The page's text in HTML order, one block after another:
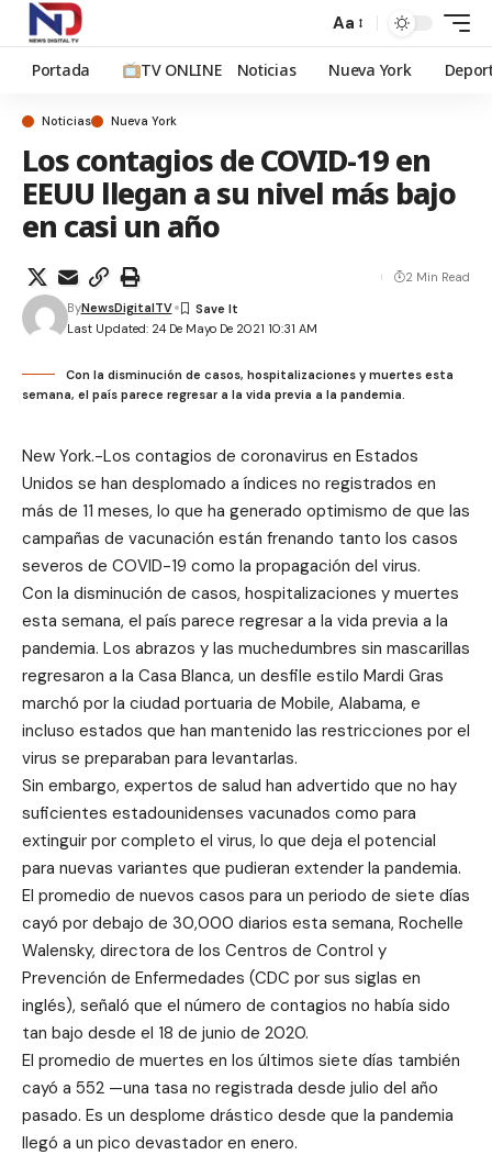
Aa
Portada TV ONLINE Noticias Nueva York
Noticias Nueva York
Los contagios de COVID-19 en
EEUU llegan a su nivel más bajo
en casi un año
Last Updated: 24 De Mayo De 2021 10:31 AM
ByNewsDigitalTV
2 Min Read
Con la disminución de casos, hospitalizaciones y muertes esta
semana, el país parece regresar a la vida previa a la pandemia.
New York.-Los contagios de coronavirus en Estados
Unidos se han desplomado a índices no registrados en
más de 11 meses, lo que ha generado optimismo de que las
campañas de vacunación están frenando tanto los casos
severos de COVID-19 como la propagación del virus.
Con la disminución de casos, hospitalizaciones y muertes
esta semana, el país parece regresar a la vida previa a la
pandemia. Los abrazos y las muchedumbres sin mascarillas
regresaron a la Casa Blanca, un desfile estilo Mardi Gras
marchó por la ciudad portuaria de Mobile, Alabama, e
incluso estados que han mantenido las restricciones por el
virus se preparaban para levantarlas.
Sin embargo, expertos de salud han advertido que no hay
suficientes estadounidenses vacunados como para
extinguir por completo el virus, lo que deja el potencial
para nuevas variantes que pudieran extender la pandemia.
El promedio de nuevos casos para un periodo de siete días
cayó por debajo de 30,000 diarios esta semana, Rochelle
Walensky, directora de los Centros de Control y
Prevención de Enfermedades (CDC por sus siglas en
inglés), señaló que el número de contagios no había sido
tan bajo desde el 18 de junio de 2020.
El promedio de muertes en los últimos siete días también
cayó a 552 —una tasa no registrada desde julio del año
pasado. Es un desplome drástico desde que la pandemia
llegó a un pico devastador en enero.